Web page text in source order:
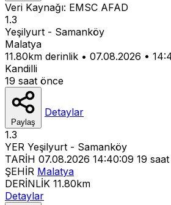
Veri Kaynağı: EMSC AFAD
1.3
Yeşilyurt - Samanköy
Malatya
11.80km derinlik • 07.08.2026 •
Kandilli
19 saat önce
Paylaş
Detaylar
1.3
YER Yeşilyurt - Samanköy
TARİH 07.08.2026 14:40:09 19
ŞEHİR Malatya
DERİNLİK 11.80km
Detaylar